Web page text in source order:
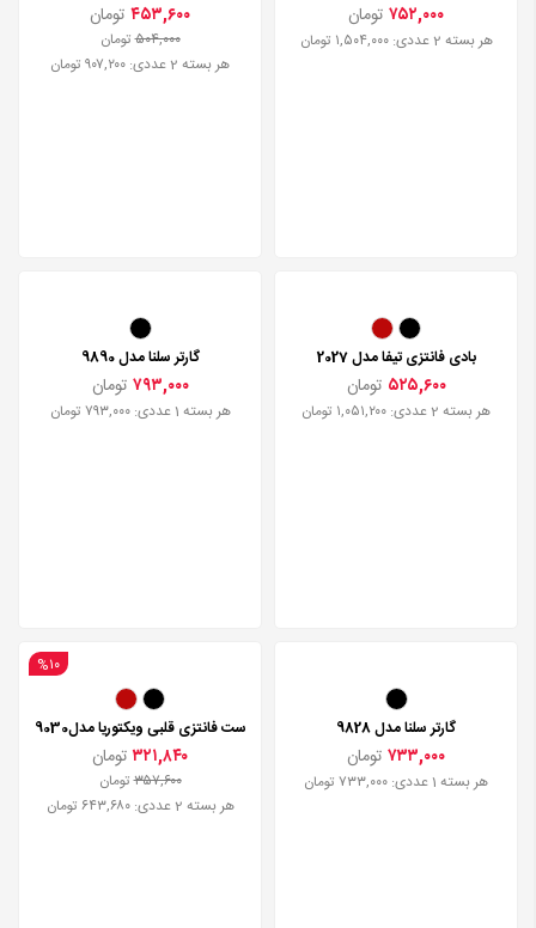
۷۵۲,۰۰۰ تومان
هر بسته 2 عددی: ۱,۵۰۴,۰۰۰ تومان
۴۵۳,۶۰۰ تومان
۵۰۴,۰۰۰تومان
هر بسته 2 عددی: ۹۰۷,۲۰۰ تومان
بادی فانتزی تیفا مدل 2027
۵۲۵,۶۰۰ تومان
هر بسته 2 عددی: ۱,۰۵۱,۲۰۰ تومان
گارتر سلنا مدل 9890
۷۹۳,۰۰۰ تومان
هر بسته 1 عددی: ۷۹۳,۰۰۰ تومان
گارتر سلنا مدل 9828
۷۳۳,۰۰۰ تومان
هر بسته 1 عددی: ۷۳۳,۰۰۰ تومان
%۱۰
ست فانتزی قلبی ویکتوریا مدل9030
۳۲۱,۸۴۰تومان
۳۵۷,۶۰۰تومان
هر بسته 2 عددی: ۶۴۳,۶۸۰ تومان